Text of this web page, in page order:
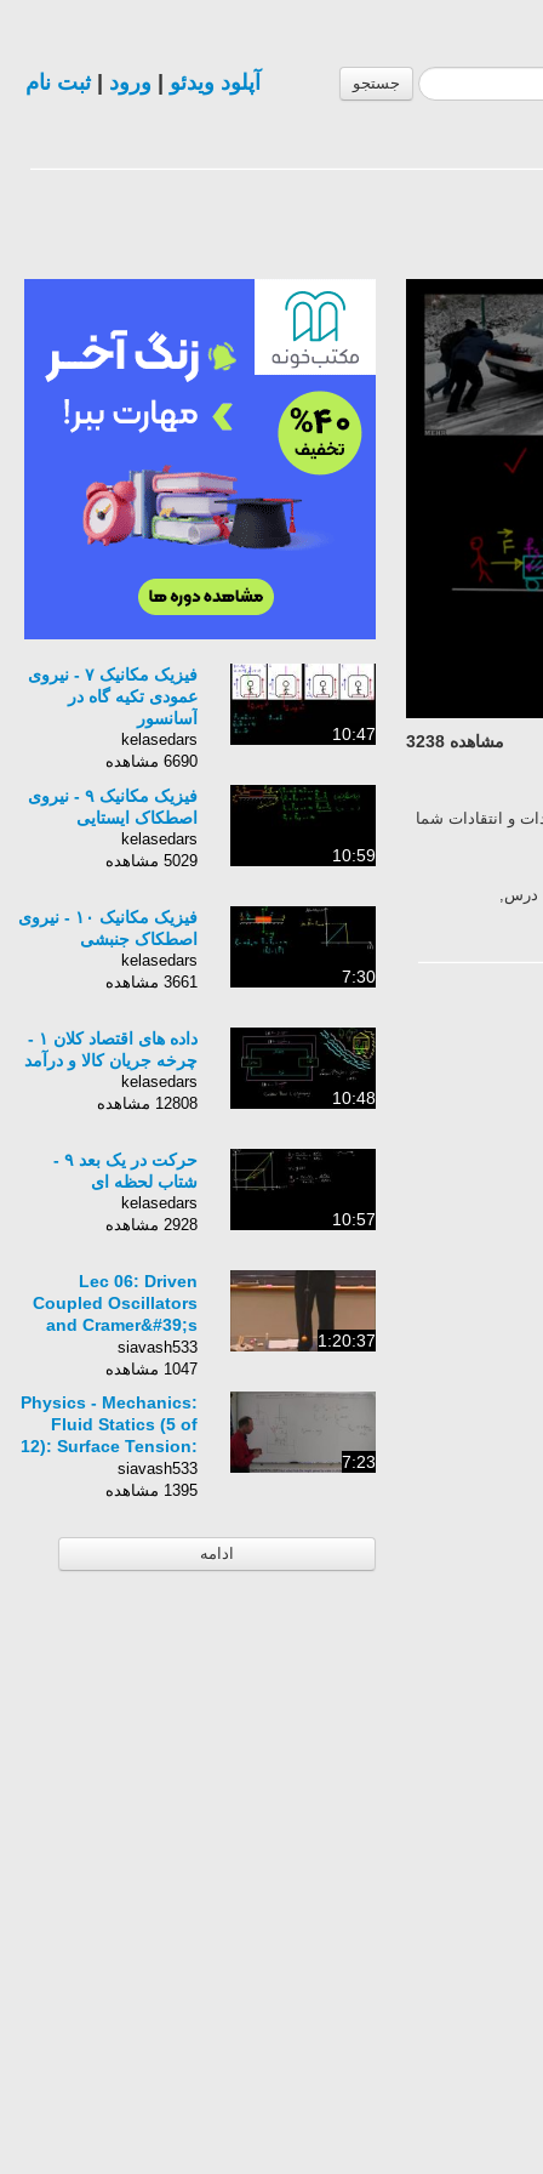
جستجو آپلود ویدئو ورود |ثبت نام
مشاهده 3238
و انتقادات شما
درس,
10:47
فیزیک مکانیک ۷ - نیروی
عمودی تکیه گاه در
آسانسور
kelasedars
6690 مشاهده
10:59
فیزیک مکانیک ۹ - نیروی
اصطکاک ایستایی
kelasedars
5029 مشاهده
7:30
فیزیک مکانیک ١٠ - نیروی
اصطکاک جنبشی
kelasedars
3661 مشاهده
10:48
داده های اقتصاد کلان ۱ -
چرخه جریان کالا و درآمد
kelasedars
12808 مشاهده
10:57
حرکت در یک بعد ۹ -
شتاب لحظه ای
kelasedars
2928 مشاهده
1:20:37
Lec 06: Driven
Coupled Oscillators
and Cramer&#39;s
Rule | 8.03 Vibrations
and Waves (Walter
siavash533
1047 مشاهده
7:23
Physics - Mechanics:
Fluid Statics (5 of
12): Surface Tension:
What Causes
Capillary Action?
siavash533
1395 مشاهده
ادامه